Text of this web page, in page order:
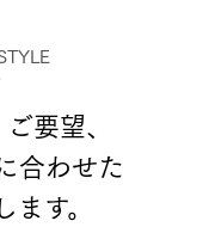
要望、
合わせた
ます。